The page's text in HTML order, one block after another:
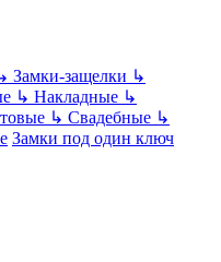
Замки-защелки ↳
↳ Накладные ↳
↳ Свадебные ↳
Замки под один ключ